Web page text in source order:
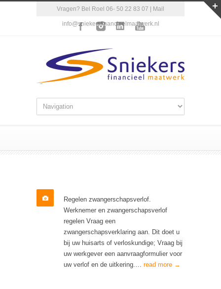
Vragen? Bel Roel 06- 50 22 83 07 | Mail
info@sniekersfinancieelmaatwerk.nl
Regelen zwangerschapsverlof.
Werknemer en zwangerschapsverlof
regelen Vraag een
zwangerschapsverklaring aan. Dit doet u
bij uw huisarts of verloskundige; Vraag bij
uw werkgever een aanvraagformulier voor
uw verlof en de uitkering.… read more →